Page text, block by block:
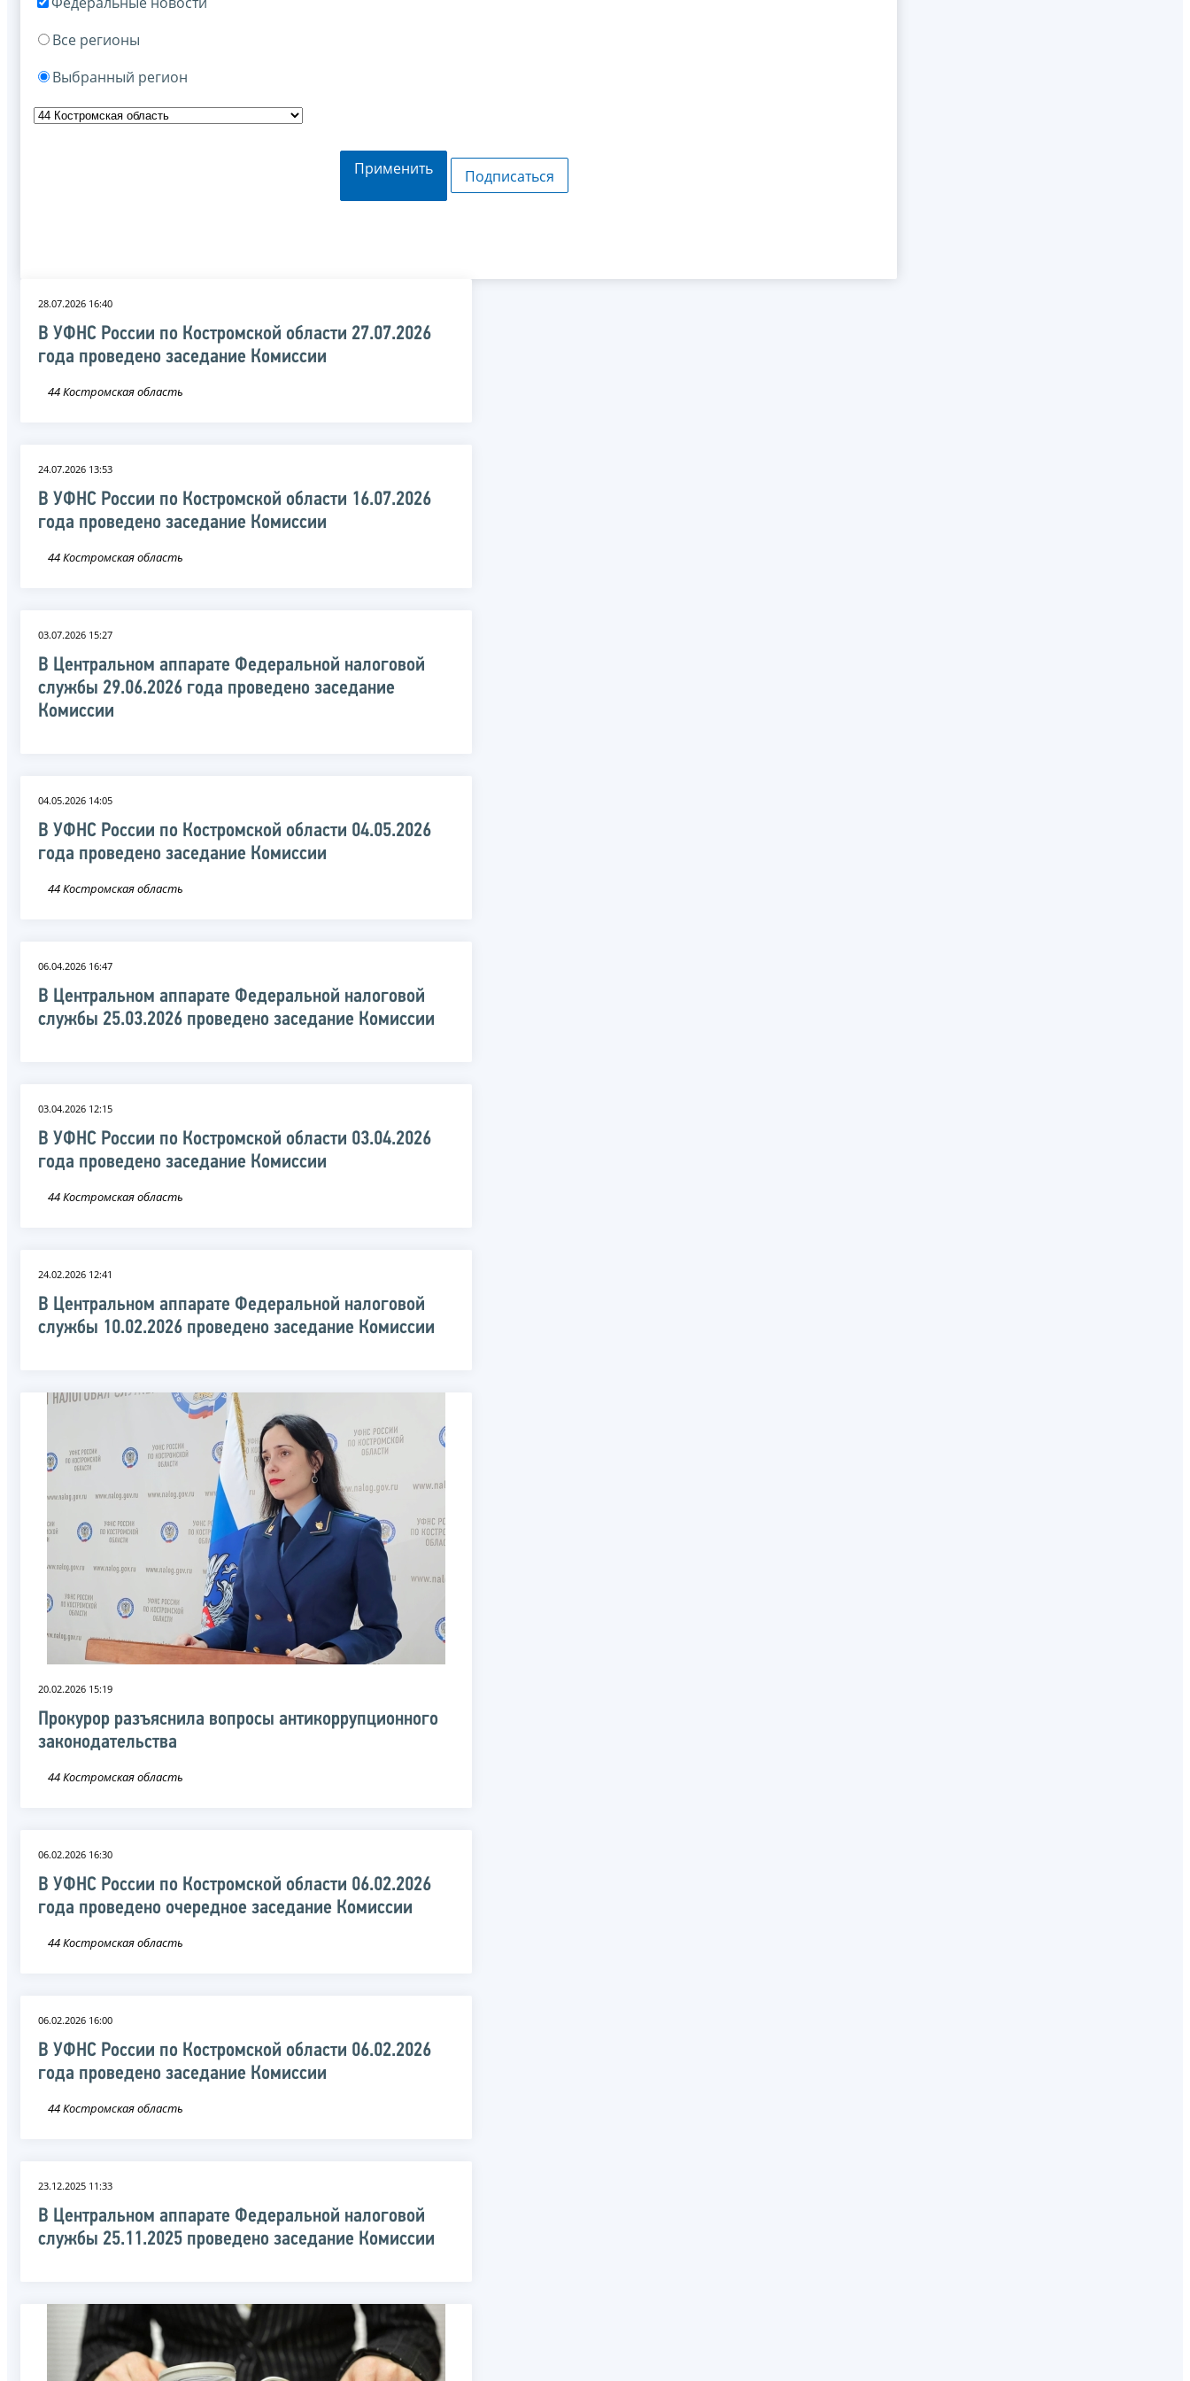
Все регионы
Выбранный регион
Применить Подписаться
28.07.2026 16:40
В УФНС России по Костромской области 27.07.2026
года проведено заседание Комиссии
44 Костромская область
24.07.2026 13:53
В УФНС России по Костромской области 16.07.2026
года проведено заседание Комиссии
44 Костромская область
03.07.2026 15:27
В Центральном аппарате Федеральной налоговой
службы 29.06.2026 года проведено заседание
Комиссии
04.05.2026 14:05
В УФНС России по Костромской области 04.05.2026
года проведено заседание Комиссии
44 Костромская область
06.04.2026 16:47
В Центральном аппарате Федеральной налоговой
службы 25.03.2026 проведено заседание Комиссии
03.04.2026 12:15
В УФНС России по Костромской области 03.04.2026
года проведено заседание Комиссии
44 Костромская область
24.02.2026 12:41
В Центральном аппарате Федеральной налоговой
службы 10.02.2026 проведено заседание Комиссии
20.02.2026 15:19
Прокурор разъяснила вопросы антикоррупционного
законодательства
44 Костромская область
06.02.2026 16:30
В УФНС России по Костромской области 06.02.2026
года проведено очередное заседание Комиссии
44 Костромская область
06.02.2026 16:00
В УФНС России по Костромской области 06.02.2026
года проведено заседание Комиссии
44 Костромская область
23.12.2025 11:33
В Центральном аппарате Федеральной налоговой
службы 25.11.2025 проведено заседание Комиссии